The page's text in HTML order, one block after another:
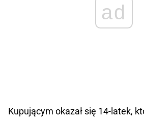
ad
Kupującym okazał się 14-latek,